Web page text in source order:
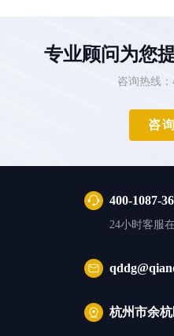
专业顾问为您
咨询热线：
咨
400-1087-
24小时客服
杭州市余